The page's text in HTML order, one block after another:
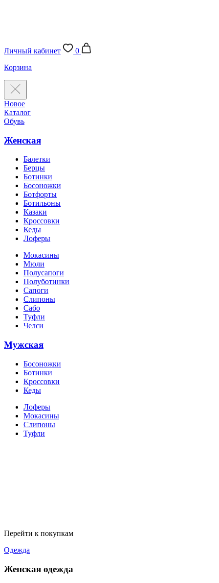
Личный кабинет
0
Корзина
Новое
Каталог
Обувь
Женская
Балетки
Берцы
Ботинки
Босоножки
Ботфорты
Ботильоны
Казаки
Кроссовки
Кеды
Лоферы
Мокасины
Мюли
Полусапоги
Полуботинки
Сапоги
Слипоны
Сабо
Туфли
Челси
Мужская
Босоножки
Ботинки
Кроссовки
Кеды
Лоферы
Мокасины
Слипоны
Туфли
Перейти к покупкам
Одежда
Женская одежда